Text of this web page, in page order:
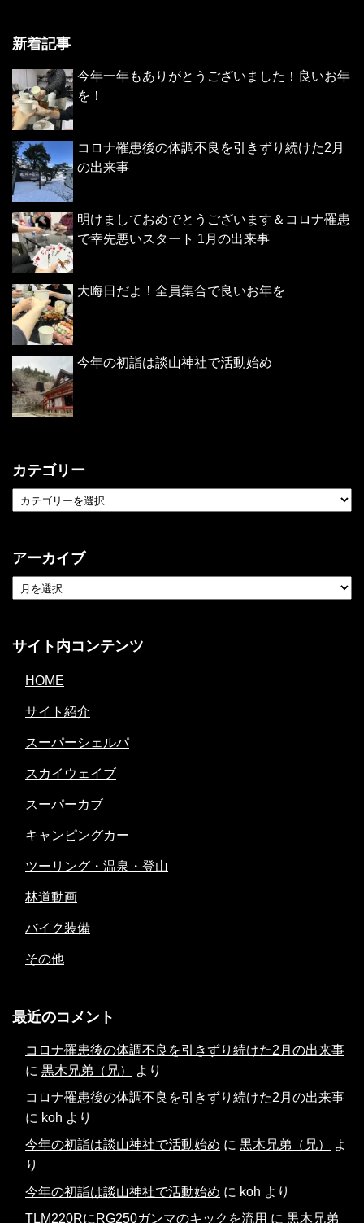
新着記事
今年一年もありがとうございました！良いお年
を！
コロナ罹患後の体調不良を引きずり続けた2月
の出来事
明けましておめでとうございます＆コロナ罹患
で幸先悪いスタート 1月の出来事
大晦日だよ！全員集合で良いお年を
今年の初詣は談山神社で活動始め
カテゴリー
アーカイブ
サイト内コンテンツ
HOME
サイト紹介
スーパーシェルパ
スカイウェイブ
スーパーカブ
キャンピングカー
ツーリング・温泉・登山
林道動画
バイク装備
その他
最近のコメント
コロナ罹患後の体調不良を引きずり続けた2月の出来事
に 黒木兄弟（兄）
より
コロナ罹患後の体調不良を引きずり続けた2月の出来事
に koh より
今年の初詣は談山神社で活動始め に 黒木兄弟（兄）
よ
り
今年の初詣は談山神社で活動始め に koh より
TLM220RにRG250ガンマのキックを流用 に 黒木兄弟